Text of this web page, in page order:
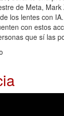
de Meta,
los lentes con
con estos
que sí las